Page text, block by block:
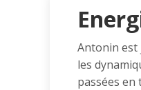
Antonin est
les
passées en